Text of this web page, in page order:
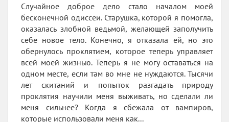
Случайное доброе дело стало началом моей
бесконечной одиссеи. Старушка, которой я помогла,
оказалась злобной ведьмой, желающей заполучить
себе новое тело. Конечно, я отказала ей, но это
обернулось проклятием, которое теперь управляет
всей моей жизнью. Теперь я не могу оставаться на
одном месте, если там во мне не нуждаются. Тысячи
лет скитаний и попыток разгадать природу
проклятия научили меня выживать, но сделали ли
меня сильнее? Когда я сбежала от вампиров,
которые использовали меня как...